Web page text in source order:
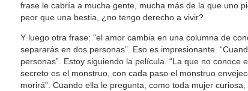
frase le cabría a mucha gente, mucha más de la que uno
peor que una bestia, ¿no tengo derecho a vivir?
Y luego otra frase: "el amor cambia en una columna de
separarás en dos personas”. Eso es impresionante.
personas”. Estoy siguiendo la película. “La que no conoce
secreto es el monstruo, con cada paso el monstruo
morirá”. Cuando ella le pregunta, como toda mujer